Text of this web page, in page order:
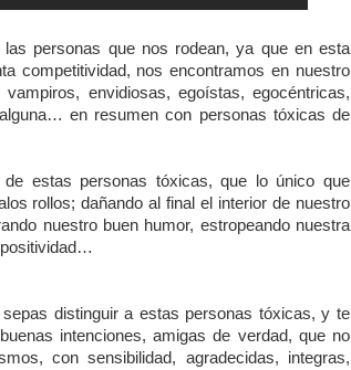
personas que nos rodean, ya que en esta
competitividad, nos encontramos en nuestro
envidiosas, egoístas, egocéntricas,
en resumen con personas tóxicas de
estas personas tóxicas, que lo único que
rollos; dañando al final el interior de nuestro
nuestro buen humor, estropeando nuestra
distinguir a estas personas tóxicas, y te
intenciones, amigas de verdad, que no
con sensibilidad, agradecidas, integras,